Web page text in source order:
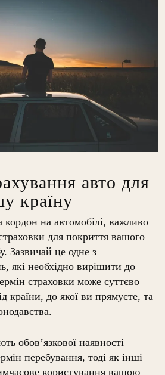
авто для
країну
на автомобілі, важливо
для покриття вашого
Зазвичай це одне з
які необхідно вирішити до
страховки може суттєво
країни, до якої ви прямуєте, та
обов’язкової наявності
перебування, тоді як інші
користування вашою